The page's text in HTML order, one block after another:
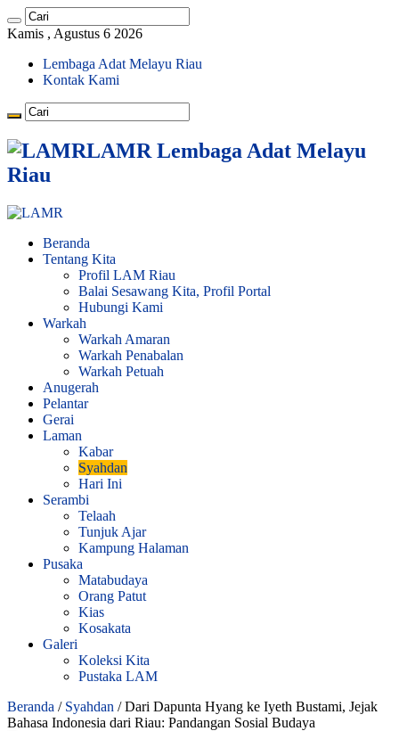
Kamis , Agustus 6 2026
Lembaga Adat Melayu Riau
Kontak Kami
LAMR Lembaga Adat Melayu
Riau
Beranda
Tentang Kita
Profil LAM Riau
Balai Sesawang Kita, Profil Portal
Hubungi Kami
Warkah
Warkah Amaran
Warkah Penabalan
Warkah Petuah
Anugerah
Pelantar
Gerai
Laman
Kabar
Syahdan
Hari Ini
Serambi
Telaah
Tunjuk Ajar
Kampung Halaman
Pusaka
Matabudaya
Orang Patut
Kias
Kosakata
Galeri
Koleksi Kita
Pustaka LAM
Beranda / Syahdan / Dari Dapunta Hyang ke Iyeth Bustami, Jejak
Bahasa Indonesia dari Riau: Pandangan Sosial Budaya